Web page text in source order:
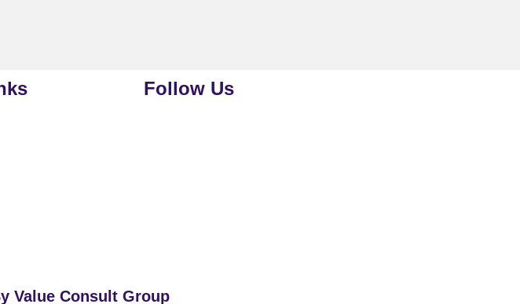
Follow Us
Value Consult Group